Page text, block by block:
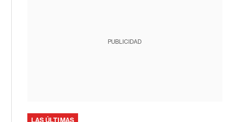
PUBLICIDAD
LAS ÚLTIMAS